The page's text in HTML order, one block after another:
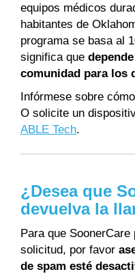
equipos médicos
habitantes de
programa se basa al
significa que
comunidad para los
Infórmese sobre
O solicite un
ABLE Tech.
¿Desea que
devuelva la
Para que
solicitud, por favor
de spam esté